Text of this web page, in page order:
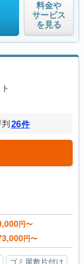
料金や
サービス
を見る
26件
円〜
円〜
ゴミ屋敷片付け